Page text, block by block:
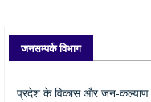
जनसम्पर्क विभाग
प्रदेश के विकास और जन-